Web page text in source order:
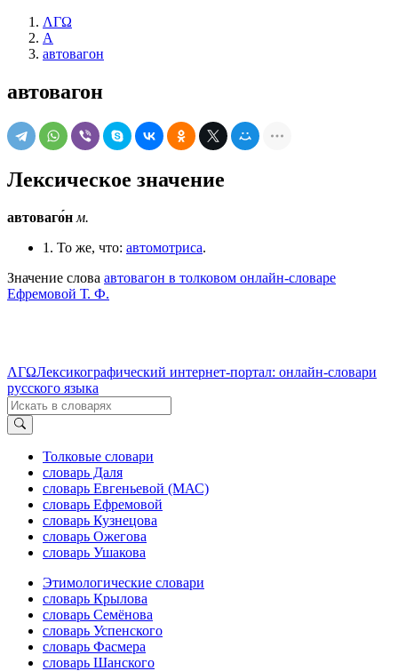
ΛΓΩ
А
автовагон
автовагон
Лексическое значение
автоваго́н м.
1. То же, что: автомотриса.
Значение слова автовагон в толковом онлайн-словаре
Ефремовой Т. Ф.
ΛΓΩЛексикографический интернет-портал: онлайн-словари
русского языка
Толковые словари
словарь Даля
словарь Евгеньевой (МАС)
словарь Ефремовой
словарь Кузнецова
словарь Ожегова
словарь Ушакова
Этимологические словари
словарь Крылова
словарь Семёнова
словарь Успенского
словарь Фасмера
словарь Шанского